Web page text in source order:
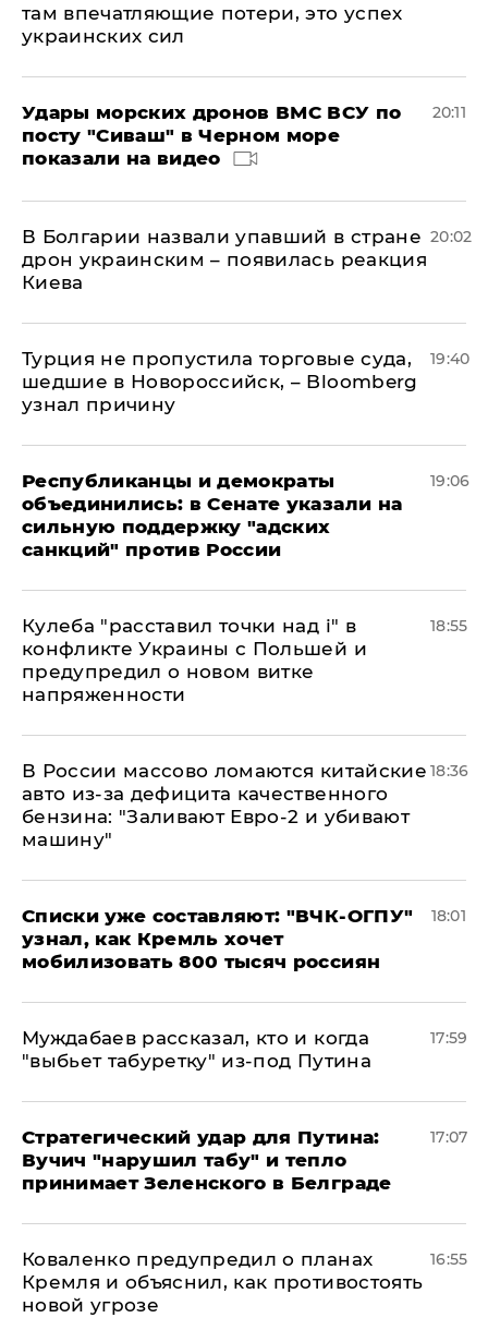
там впечатляющие потери, это успех
украинских сил
Удары морских дронов ВМС ВСУ по
посту "Сиваш" в Черном море
показали на видео
20:11
В Болгарии назвали упавший в стране
дрон украинским – появилась реакция
Киева
20:02
Турция не пропустила торговые суда,
шедшие в Новороссийск, – Bloomberg
узнал причину
19:40
Республиканцы и демократы
объединились: в Сенате указали на
сильную поддержку "адских
санкций" против России
19:06
Кулеба "расставил точки над і" в
конфликте Украины с Польшей и
предупредил о новом витке
напряженности
18:55
В России массово ломаются китайские
авто из-за дефицита качественного
бензина: "Заливают Евро-2 и убивают
машину"
18:36
Списки уже составляют: "ВЧК-ОГПУ"
узнал, как Кремль хочет
мобилизовать 800 тысяч россиян
18:01
Муждабаев рассказал, кто и когда
"выбьет табуретку" из-под Путина
17:59
Стратегический удар для Путина:
Вучич "нарушил табу" и тепло
принимает Зеленского в Белграде
17:07
Коваленко предупредил о планах
Кремля и объяснил, как противостоять
новой угрозе
16:55